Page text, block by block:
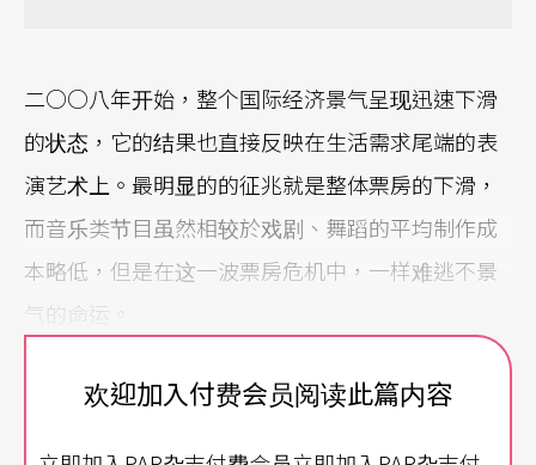
二○○八年开始，整个国际经济景气呈现迅速下滑
的状态，它的结果也直接反映在生活需求尾端的表
演艺术上。最明显的的征兆就是整体票房的下滑，
而音乐类节目虽然相较於戏剧、舞蹈的平均制作成
本略低，但是在这一波票房危机中，一样难逃不景
气的命运。
跨界制作沸沸扬扬，国人创作更受重视
在艰难的市场机制下，二○○八年国内的公设乐团
欢迎加入付费会员阅读此篇内容